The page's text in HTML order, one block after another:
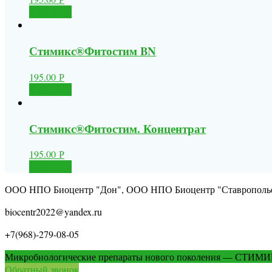
Стимикс®Фитостим BN
195.00 Р
Стимикс®Фитостим. Концентрат
195.00 Р
ООО НПО Биоцентр "Дон", ООО НПО Биоцентр
biocentr2022@yandex.ru
+7(968)-279-08-05
Микробиологические препараты нового поколения —
Обратный звонок